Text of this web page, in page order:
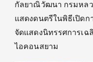
กัลยาณิวัฒนา กรมหล
แสดงดนตรีในพิธีเปิด
จัดแสดงนิทรรศการเ
ไอคอนสยาม